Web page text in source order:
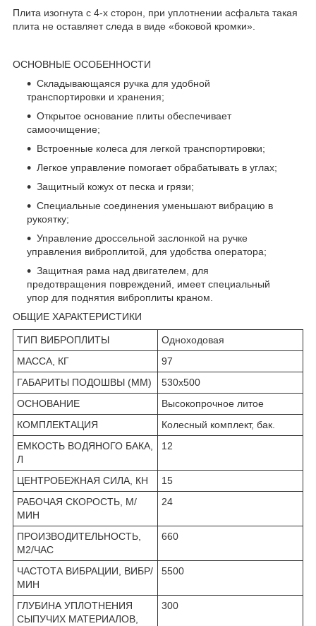
Плита изогнута с 4-х сторон, при уплотнении асфальта такая
плита не оставляет следа в виде «боковой кромки».
ОСНОВНЫЕ ОСОБЕННОСТИ
Складывающаяся ручка для удобной
транспортировки и хранения;
Открытое основание плиты обеспечивает
самоочищение;
Встроенные колеса для легкой транспортировки;
Легкое управление помогает обрабатывать в углах;
Защитный кожух от песка и грязи;
Специальные соединения уменьшают вибрацию в
рукоятку;
Управление дроссельной заслонкой на ручке
управления виброплитой, для удобства оператора;
Защитная рама над двигателем, для
предотвращения повреждений, имеет специальный
упор для поднятия виброплиты краном.
ОБЩИЕ ХАРАКТЕРИСТИКИ
ТИП ВИБРОПЛИТЫ
Одноходовая
МАССА, КГ
97
ГАБАРИТЫ ПОДОШВЫ (ММ)
530х500
ОСНОВАНИЕ
Высокопрочное литое
КОМПЛЕКТАЦИЯ
Колесный комплект, бак.
ЕМКОСТЬ ВОДЯНОГО БАКА,
Л
12
ЦЕНТРОБЕЖНАЯ СИЛА, КН
15
РАБОЧАЯ СКОРОСТЬ, М/
МИН
24
ПРОИЗВОДИТЕЛЬНОСТЬ,
М2/ЧАС
660
ЧАСТОТА ВИБРАЦИИ, ВИБР/
МИН
5500
ГЛУБИНА УПЛОТНЕНИЯ
СЫПУЧИХ МАТЕРИАЛОВ,
300